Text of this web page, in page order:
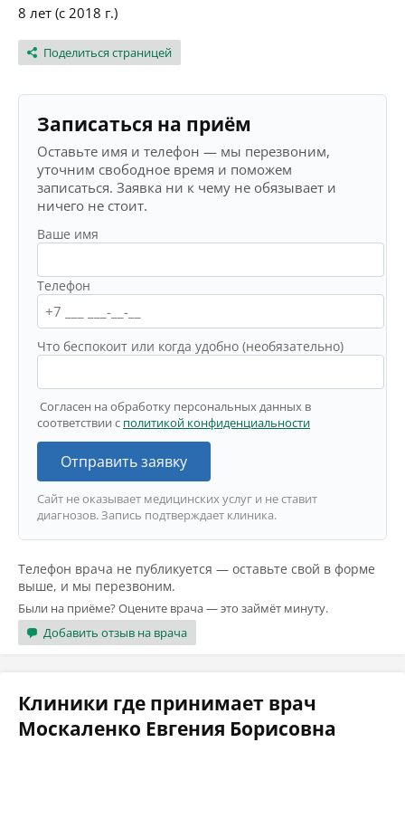
8 лет (с 2018 г.)
Поделиться страницей
Записаться на приём
Оставьте имя и телефон — мы перезвоним,
уточним свободное время и поможем
записаться. Заявка ни к чему не обязывает и
ничего не стоит.
Ваше имя
Телефон
Что беспокоит или когда удобно (необязательно)
Согласен на обработку персональных данных в
соответствии с политикой конфиденциальности
Отправить заявку
Сайт не оказывает медицинских услуг и не ставит
диагнозов. Запись подтверждает клиника.
Телефон врача не публикуется — оставьте свой в форме
выше, и мы перезвоним.
Были на приёме? Оцените врача — это займёт минуту.
Добавить отзыв на врача
Клиники где принимает врач
Москаленко Евгения Борисовна